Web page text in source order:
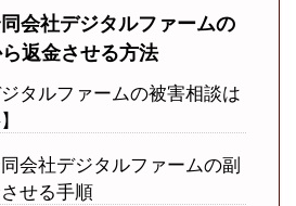
同会社デジタルファームの
ら返金させる方法
タルファームの被害相談は
同会社デジタルファームの副
せる手順